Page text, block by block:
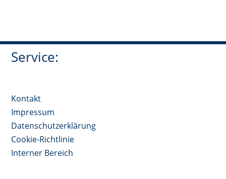
Service:
Kontakt
Impressum
Datenschutzerklärung
Cookie-Richtlinie
Interner Bereich